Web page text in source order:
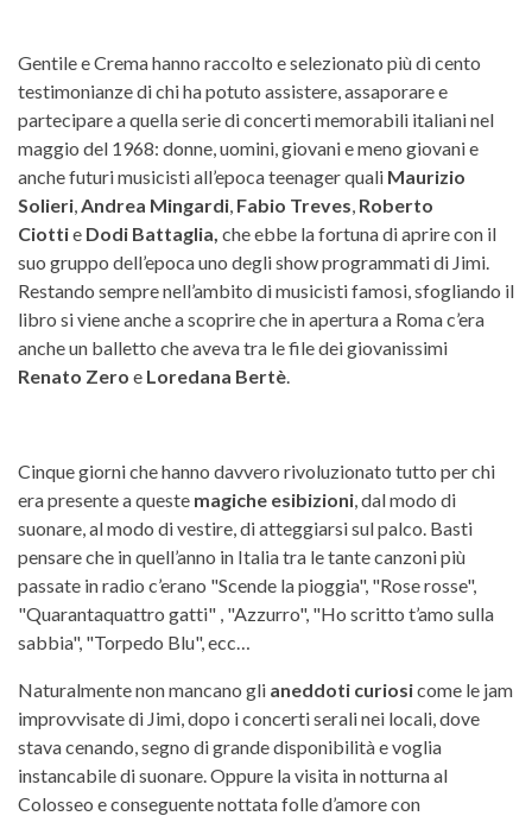
Gentile e Crema hanno raccolto e selezionato più di cento
testimonianze di chi ha potuto assistere, assaporare e
partecipare a quella serie di concerti memorabili italiani nel
maggio del 1968: donne, uomini, giovani e meno giovani e
anche futuri musicisti all’epoca teenager quali Maurizio
Solieri Andrea Mingardi Fabio Treves Roberto
Ciottie Dodi Battaglia, che ebbe la fortuna di aprire con il
suo gruppo dell’epoca uno degli show programmati di Jimi.
Restando sempre nell’ambito di musicisti famosi, sfogliando il
libro si viene anche a scoprire che in apertura a Roma c’era
anche un balletto che aveva tra le file dei giovanissimi
Renato Zero e Loredana Bertè
Cinque giorni che hanno davvero rivoluzionato tutto per chi
era presente a queste magiche esibizioni , dal modo di
suonare, al modo di vestire, di atteggiarsi sul palco. Basti
pensare che in quell’anno in Italia tra le tante canzoni più
passate in radio c’erano "Scende la pioggia", "Rose rosse",
"Quarantaquattro gatti" , "Azzurro", "Ho scritto t’amo sulla
sabbia", "Torpedo Blu", ecc…
Naturalmente non mancano gli aneddoti curiosicome le jam
improvvisate di Jimi, dopo i concerti serali nei locali, dove
stava cenando, segno di grande disponibilità e voglia
instancabile di suonare. Oppure la visita in notturna al
Colosseo e conseguente nottata folle d’amore con